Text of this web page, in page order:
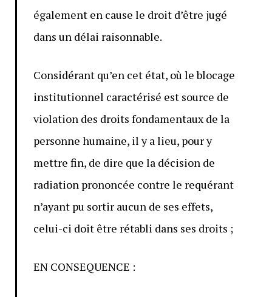
également en cause le droit d’être jugé
dans un délai raisonnable.
Considérant qu’en cet état, où le blocage
institutionnel caractérisé est source de
violation des droits fondamentaux de la
personne humaine, il y a lieu, pour y
mettre fin, de dire que la décision de
radiation prononcée contre le requérant
n’ayant pu sortir aucun de ses effets,
celui-ci doit être rétabli dans ses droits ;
EN CONSEQUENCE :